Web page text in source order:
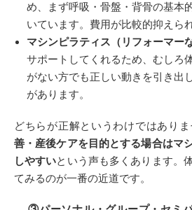
め、まず呼吸・骨盤・背骨の基本
いています。費用が比較的抑えら
マシンピラティス（リフォーマーな
サポートしてくれるため、むしろ
がない方でも正しい動きを引き出
があります。
どちらが正解というわけではありま
善・産後ケアを目的とする場合はマ
しやすいという声も多くあります。
てみるのが一番の近道です。